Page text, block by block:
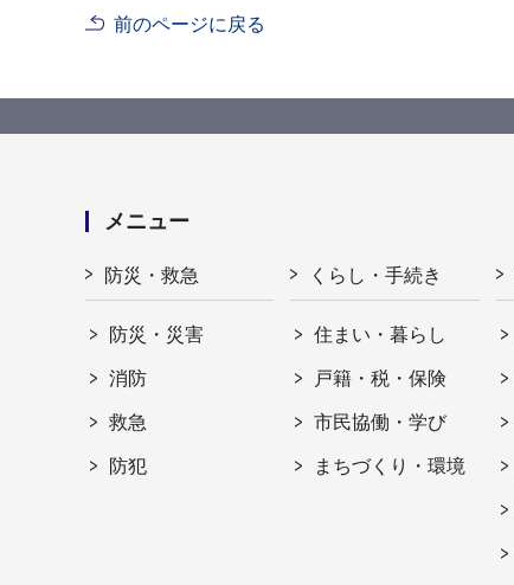
前のページに戻る
メニュー
防災・救急
防災・災害
消防
救急
防犯
くらし・手続き
住まい・暮らし
戸籍・税・保険
市民協働・学び
まちづくり・環境